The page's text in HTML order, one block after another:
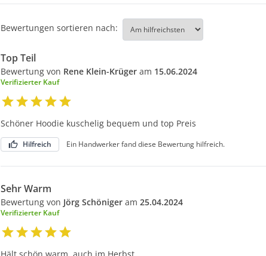
Bewertungen sortieren nach:
Top Teil
Bewertung von Rene Klein-Krüger am 15.06.2024
Verifizierter Kauf
Schöner Hoodie kuschelig bequem und top Preis
Hilfreich Ein Handwerker fand diese Bewertung hilfreich.
Sehr Warm
Bewertung von Jörg Schöniger am 25.04.2024
Verifizierter Kauf